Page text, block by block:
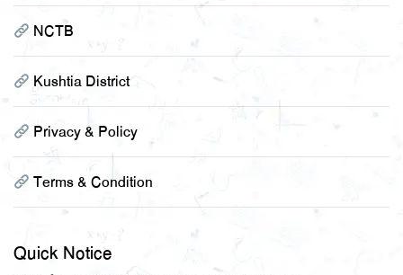
NCTB
Kushtia District
Privacy & Policy
Terms & Condition
Quick Notice
২০২২-২০২৩ শিক্ষাবর্ষে একাদশ শ্রেনীতে অনলাইনে ভর্তিকৃত
শিক্ষার্থীদের রেজিস্ট্রেশন করার সময় বৃদ্ধি সংক্রান্ত।